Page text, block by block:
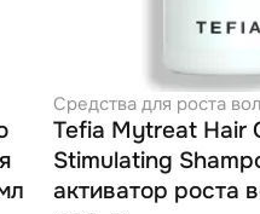
Средства для роста
Tefia Mytreat Hair
Stimulating
активатор роста